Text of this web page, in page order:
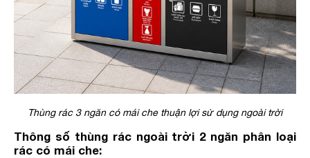
Thùng rác 3 ngăn có mái che thuận lợi sử dụng ngoài trời
Thông số thùng rác ngoài trời 2 ngăn phân loại
rác có mái che: